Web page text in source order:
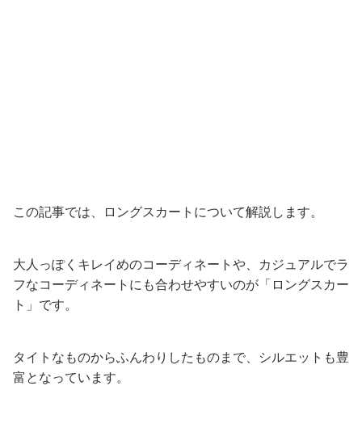
この記事では、ロングスカートについて解説します。
大人っぽくキレイめのコーディネートや、カジュアルでラ
フなコーディネートにも合わせやすいのが「ロングスカー
ト」です。
タイトなものからふんわりしたものまで、シルエットも豊
富となっています。